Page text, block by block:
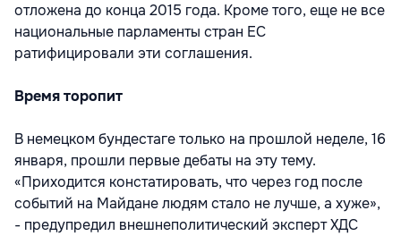
отложена до конца 2015 года. Кроме того, еще не все
национальные парламенты стран ЕС
ратифицировали эти соглашения.
Время торопит
В немецком бундестаге только на прошлой неделе, 16
января, прошли первые дебаты на эту тему.
«Приходится констатировать, что через год после
событий на Майдане людям стало не лучше, а хуже»,
- предупредил внешнеполитический эксперт ХДС